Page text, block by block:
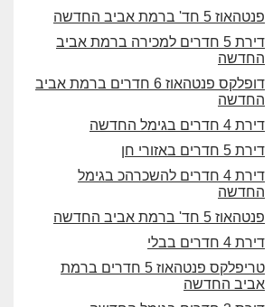
פנטהאוז 5 חד' ברמת אביב החדשה
דירת 5 חדרים למכירה ברמת אביב
החדשה
דופלקס פנטהאוז 6 חדרים ברמת אביב
החדשה
דירת 4 חדרים בגימל החדשה
דירת 5 חדרים באזורי חן
דירת 4 חדרים להשכרהכ בגימל
החדשה
פנטהאוז 5 חד' ברמת אביב החדשה
דירת 4 חדרים בבלי
טריפלקס פנטהאוז 5 חדרים ברמת
אביב החדשה